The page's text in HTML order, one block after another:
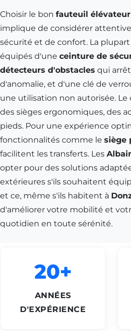
Choisir le bon fauteuil élévateur
implique de considérer
sécurité et de confort. La
équipés d'une ceinture de
détecteurs d'obstacles qui
d'anomalie, et d'une clé de
une utilisation non autorisée. Le
des sièges ergonomiques, des
pieds. Pour une expérience
fonctionnalités comme le siège
facilitent les transferts. Les
opter pour des solutions
extérieures s'ils souhaitent
et ce, même s'ils habitent à
d'améliorer votre mobilité et
quotidien en toute sérénité.
20+
ANNÉES
D'EXPÉRIENCE